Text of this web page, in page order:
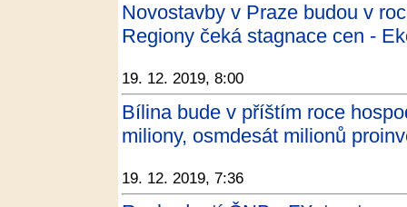
Novostavby v Praze budou v
Regiony čeká stagnace cen -
19. 12. 2019, 8:00
Bílina bude v příštím roce
miliony, osmdesát milionů
19. 12. 2019, 7:36